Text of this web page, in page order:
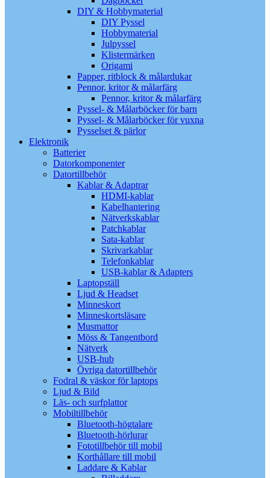
DIY & Hobbymaterial
DIY Pyssel
Hobbymaterial
Julpyssel
Klistermärken
Origami
Papper, ritblock & målardukar
Pennor, kritor & målarfärg
Pennor, kritor & målarfärg
Pyssel- & Målarböcker för barn
Pyssel- & Målarböcker för vuxna
Pysselset & pärlor
Elektronik
Batterier
Datorkomponenter
Datortillbehör
Kablar & Adaptrar
HDMI-kablar
Kabelhantering
Nätverkskablar
Patchkablar
Sata-kablar
Skrivarkablar
Telefonkablar
USB-kablar & Adapters
Laptopställ
Ljud & Headset
Minneskort
Minneskortsläsare
Musmattor
Möss & Tangentbord
Nätverk
USB-hub
Övriga datortillbehör
Fodral & väskor för laptops
Ljud & Bild
Läs- och surfplattor
Mobiltillbehör
Bluetooth-högtalare
Bluetooth-hörlurar
Fototillbehör till mobil
Korthållare till mobil
Laddare & Kablar